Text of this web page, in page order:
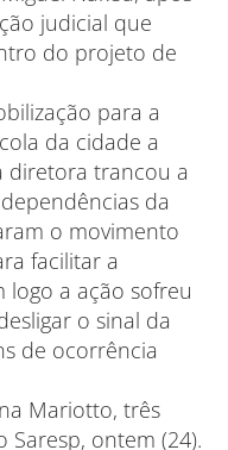
judicial que
do projeto de
para a
da cidade a
diretora trancou a
da
o movimento
facilitar a
logo a ação sofreu
o sinal da
de ocorrência
Mariotto, três
ontem (24).